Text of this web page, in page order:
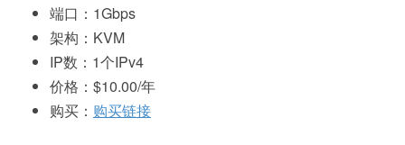
端口：1Gbps
架构：KVM
IP数：1个IPv4
价格：$10.00/年
购买： 购买链接